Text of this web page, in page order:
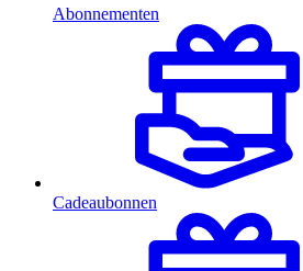
Abonnementen
Cadeaubonnen